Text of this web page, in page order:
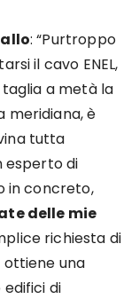
: “Purtroppo
il cavo ENEL,
a metà la
meridiana, è
tutta
esperto di
in concreto,
delle mie
richiesta di
una
di